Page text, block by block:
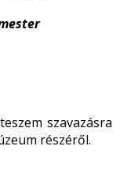
szavazásra
részéről.